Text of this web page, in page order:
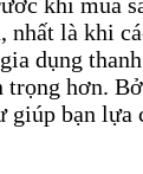
nhất là khi
dụng
trọng hơn.
giúp bạn lựa